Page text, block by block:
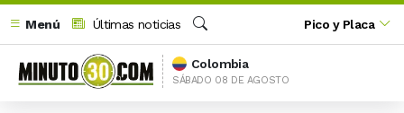
Menú
Últimas noticias
Buscar
Pico y Placa
Colombia
SÁBADO 08 DE AGOSTO